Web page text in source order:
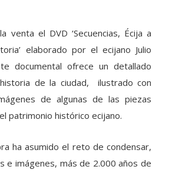
venta el DVD ‘Secuencias, Écija a
elaborado por el ecijano Julio
documental ofrece un detallado
de la ciudad, ilustrado con
de algunas de las piezas
patrimonio histórico ecijano.
ha asumido el reto de condensar,
e imágenes, más de 2.000 años de